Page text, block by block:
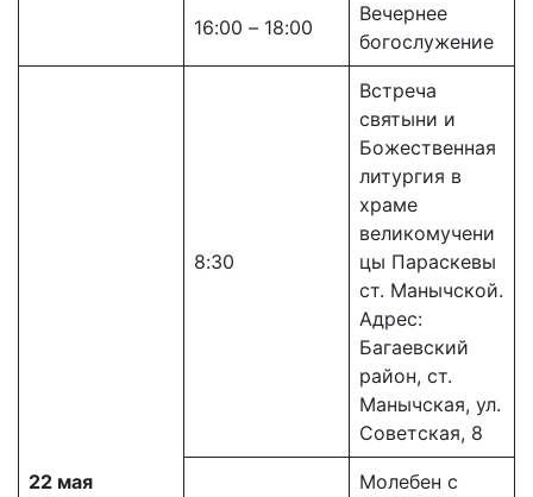
16:00 – 18:00
Вечернее
богослужение
22 мая
8:30
Встреча
святыни и
Божественная
литургия в
храме
великомучени
цы Параскевы
ст. Манычской.
Адрес:
Багаевский
район, ст.
Манычская, ул.
Советская, 8
Молебен с